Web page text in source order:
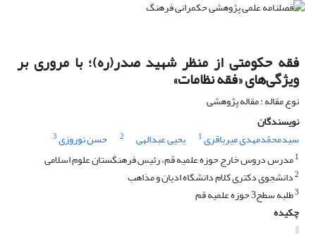
فقه حکومتی از منظر شهید صدر(ره)؛ با مروری بر
ویژگی‌های «فقه نظامات»
نوع مقاله : مقاله پژوهشی
نویسندگان
سیدمحمّدمهدی میرباقری1 یحیی عبدالهی 2 حسن نوروزی3
1مدرس دروس خارج حوزه علمیه قم، رئیس فرهنگستان علوم اسلامی
2دانشجوی دکتری کلام دانشگاه ادیان و مذاهب
3طلبه سطح3 حوزه علمیه قم
چکیده